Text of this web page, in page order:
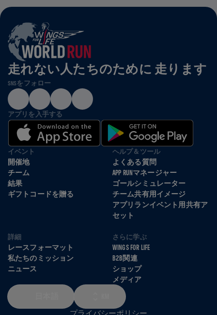
走れない人たちのために 走ります
SNSをフォロー
アプリを入手する
イベント
開催地
チーム
結果
ギフトコードを贈る
ヘルプ＆ツール
よくある質問
APP RUNマネージャー
ゴールシミュレーター
チーム共有用イメージ
アプリランイベント用共有ア
セット
詳細
レースフォーマット
私たちのミッション
ニュース
さらに学ぶ
WINGS FOR LIFE
B2B関連
ショップ
メディア